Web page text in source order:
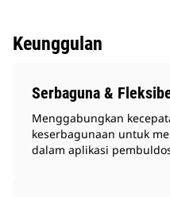
Keunggulan
Serbaguna &
Menggabungkan
keserbagunaan untuk
dalam aplikasi